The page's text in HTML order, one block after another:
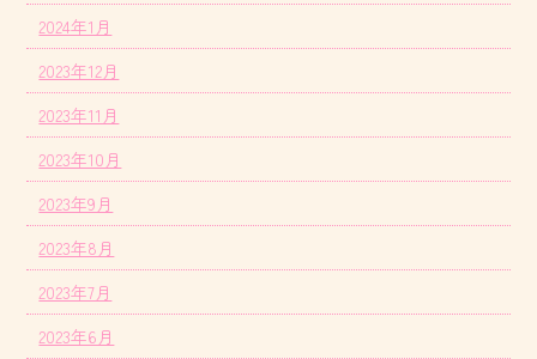
2024年1月
2023年12月
2023年11月
2023年10月
2023年9月
2023年8月
2023年7月
2023年6月